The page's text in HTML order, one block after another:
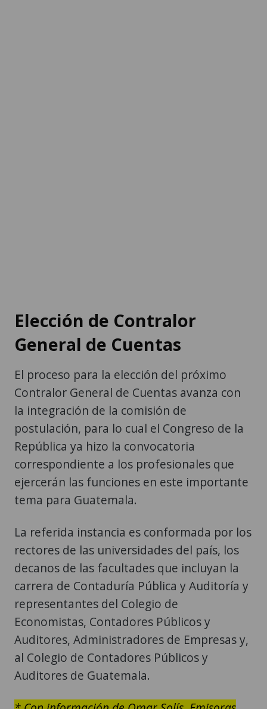
Elección de Contralor
General de Cuentas
El proceso para la elección del próximo
Contralor General de Cuentas avanza con
la integración de la comisión de
postulación, para lo cual el Congreso de la
República ya hizo la convocatoria
correspondiente a los profesionales que
ejercerán las funciones en este importante
tema para Guatemala.
La referida instancia es conformada por los
rectores de las universidades del país, los
decanos de las facultades que incluyan la
carrera de Contaduría Pública y Auditoría y
representantes del Colegio de
Economistas, Contadores Públicos y
Auditores, Administradores de Empresas y,
al Colegio de Contadores Públicos y
Auditores de Guatemala.